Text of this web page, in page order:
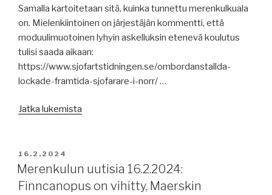
uudistuu,
kvanttinavigointilaite,
EU
ETS:n
toimeenpano,
EU
pakotepaketti.”
Samalla kartoitetaan sitä, kuinka tunnettu merenkulkuala
on. Mielenkiintoinen on järjestäjän kommentti, että
moduulimuotoinen lyhyin askelluksin etenevä koulutus
tulisi saada aikaan:
https://www.sjofartstidningen.se/ombordanstallda-
lockade-framtida-sjofarare-i-norr/ …
Jatka lukemista
kaapattuna
jo
JULKAISTU
16.2.2024
Merenkulun uutisia 16.2.2024:
Finncanopus on vihitty, Maerskin